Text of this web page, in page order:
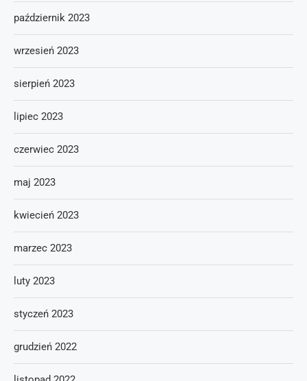
październik 2023
wrzesień 2023
sierpień 2023
lipiec 2023
czerwiec 2023
maj 2023
kwiecień 2023
marzec 2023
luty 2023
styczeń 2023
grudzień 2022